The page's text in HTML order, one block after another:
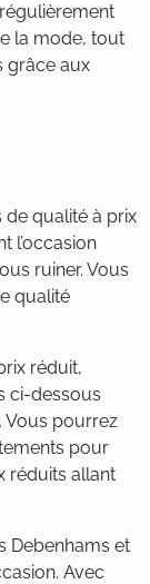
la mode, tout
grâce aux
de qualité à prix
l’occasion
ruiner. Vous
qualité
réduit,
ci-dessous
Vous pourrez
pour
réduits allant
Debenhams et
Avec